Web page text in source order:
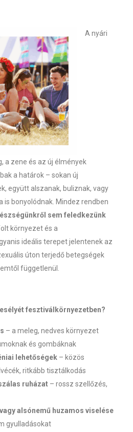
A nyári
a zene és az új élmények
a határok – sokan új
együtt alszanak, buliznak, vagy
is bonyolódnak. Mindez rendben
sem feledkezünk
környezet és a
ideális terepet jelentenek az
úton terjedő betegségek
függetlenül.
fesztiválkörnyezetben?
– a meleg, nedves környezet
és gombáknak
lehetőségek – közös
ritkább tisztálkodás
ruházat – rossz szellőzés,
alsónemű huzamos viselése
gyulladásokat